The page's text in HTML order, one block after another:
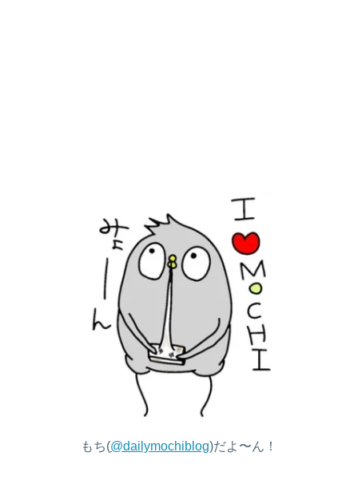
もち(@dailymochiblog)だよ〜ん！